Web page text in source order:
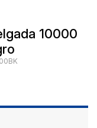
10000